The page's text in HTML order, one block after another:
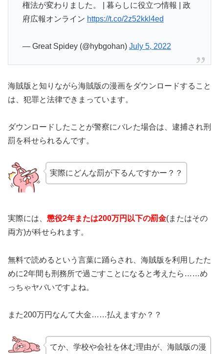
権法が変わりました。 | 暮らしに役立つ情報 | 政
府広報オンライン https://t.co/2z52kkl4ed
— Great Spidey (@hybgohan) July 5, 2022
海賊版と知りながら海賊版の漫画をダウンロードすること
は、犯罪と法律できまっています。
ダウンロードしたことが警察にバレた場合は、逮捕され刑
罰を科せられるんです。
実際にどんな罰が下るんですかー？？
実際には、 懲役2年または200万円以下の罰金(またはその
両方)が科せられます。
無料で読めるという言葉に踊らされ、海賊版を利用したた
めに2年間も刑務所で過ごすことになると考えたら……め
っちゃヤバいですよね。
また200万円なんて大金……払えますか？？
てか、学校や会社を休む理由が、海賊版の漫